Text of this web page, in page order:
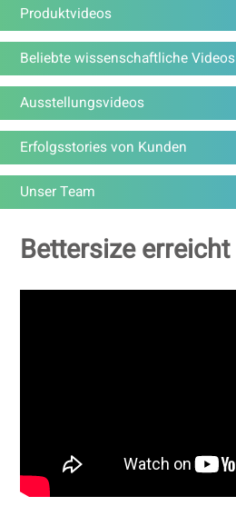
Produktvideos
Beliebte wissenschaftliche Videos
Ausstellungsvideos
Erfolgsstories von Kunden
Unser Team